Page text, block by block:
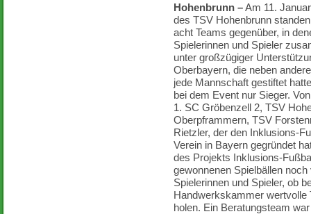
Hohenbrunn –Am 11.
des TSV Hohenbrunn
acht Teams gegenüber, in
Spielerinnen und Spieler
unter großzügiger
Oberbayern, die neben
jede Mannschaft gestiftet
bei dem Event nur Sieger.
1. SC Gröbenzell 2, TSV
Oberpframmern, TSV
Rietzler, der den Inklusions-
Verein in Bayern gegründet
des Projekts Inklusions-
gewonnenen Spielbällen
Spielerinnen und Spieler, ob
Handwerkskammer wertvolle
holen. Ein Beratungsteam